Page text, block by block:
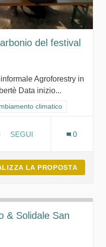
del festival
Agroforestry in
Data inizio...
13 - Lotta contro il
climatico
54 SOSTENITORI
SEGUI
0
LA PROPOSTA
& Solidale San